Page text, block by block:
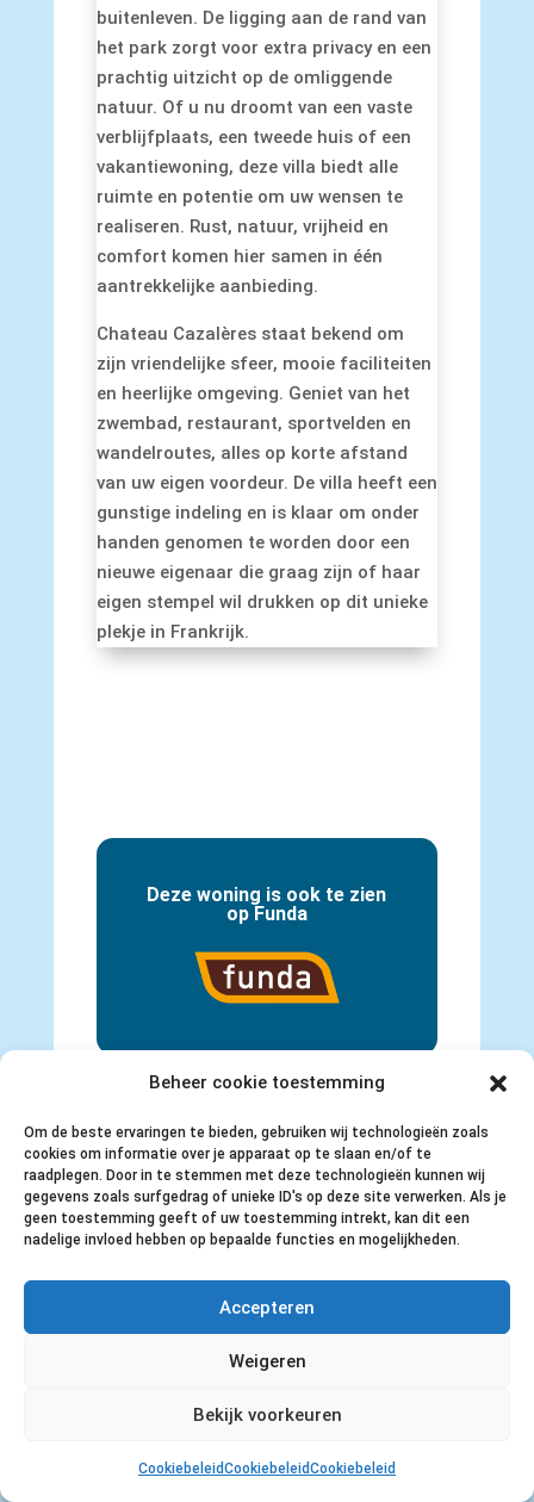
Beheer cookie toestemming
Om de beste ervaringen te bieden, gebruiken wij technologieën zoals
cookies om informatie over je apparaat op te slaan en/of te
raadplegen. Door in te stemmen met deze technologieën kunnen wij
gegevens zoals surfgedrag of unieke ID's op deze site verwerken. Als je
geen toestemming geeft of uw toestemming intrekt, kan dit een
nadelige invloed hebben op bepaalde functies en mogelijkheden.
Accepteren
Weigeren
Bekijk voorkeuren
CookiebeleidCookiebeleidCookiebeleid
buitenleven. De ligging aan de rand van
het park zorgt voor extra privacy en een
prachtig uitzicht op de omliggende
natuur. Of u nu droomt van een vaste
verblijfplaats, een tweede huis of een
vakantiewoning, deze villa biedt alle
ruimte en potentie om uw wensen te
realiseren. Rust, natuur, vrijheid en
comfort komen hier samen in één
aantrekkelijke aanbieding.
Chateau Cazalères staat bekend om
zijn vriendelijke sfeer, mooie faciliteiten
en heerlijke omgeving. Geniet van het
zwembad, restaurant, sportvelden en
wandelroutes, alles op korte afstand
van uw eigen voordeur. De villa heeft een
gunstige indeling en is klaar om onder
handen genomen te worden door een
nieuwe eigenaar die graag zijn of haar
eigen stempel wil drukken op dit unieke
plekje in Frankrijk.
Deze woning is ook te zien
op Funda
Naar Funda
Terug naar pagina
woningaanbod